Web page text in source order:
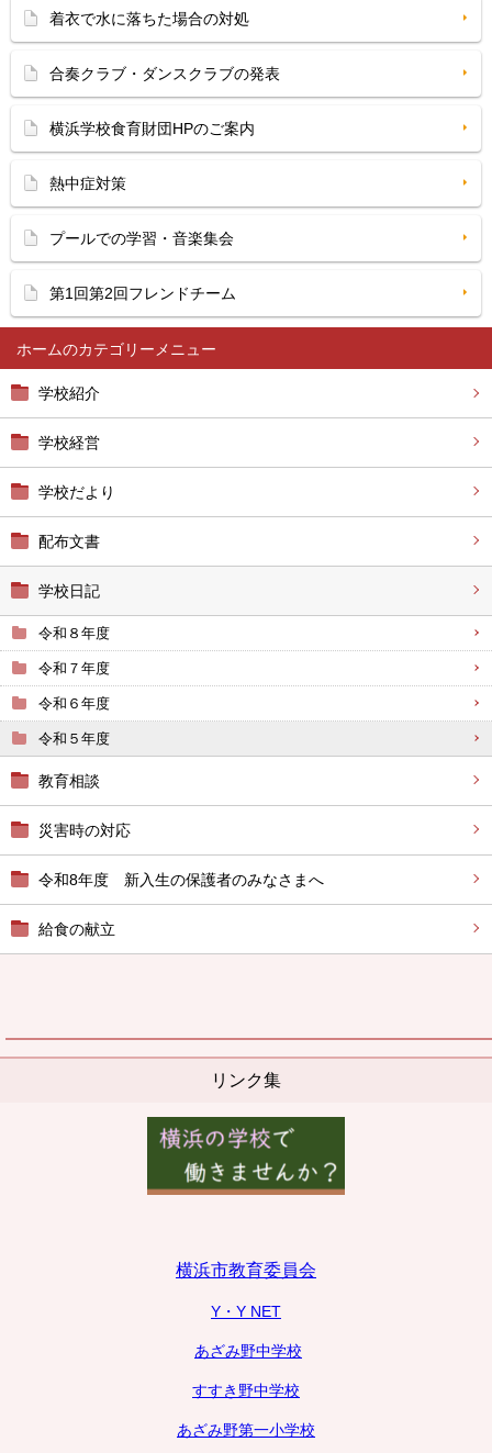
ホーム
学校紹介
学校経営
学校だより
配布文書
学校日記
令和８年度
令和７年度
令和６年度
令和５年度
教育相談
災害時の対応
令和8年度 新入生の保護者のみなさまへ
給食の献立
リンク集
横浜市教育委員会
Y・Y NET
あざみ野中学校
すすき野中学校
あざみ野第一小学校
着衣で水に落ちた場合の対処
合奏クラブ・ダンスクラブの発表
横浜学校食育財団HPのご案内
熱中症対策
プールでの学習・音楽集会
第1回第2回フレンドチーム